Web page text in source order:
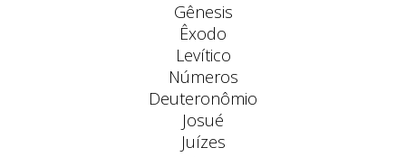
Gênesis
Êxodo
Levítico
Números
Deuteronômio
Josué
Juízes